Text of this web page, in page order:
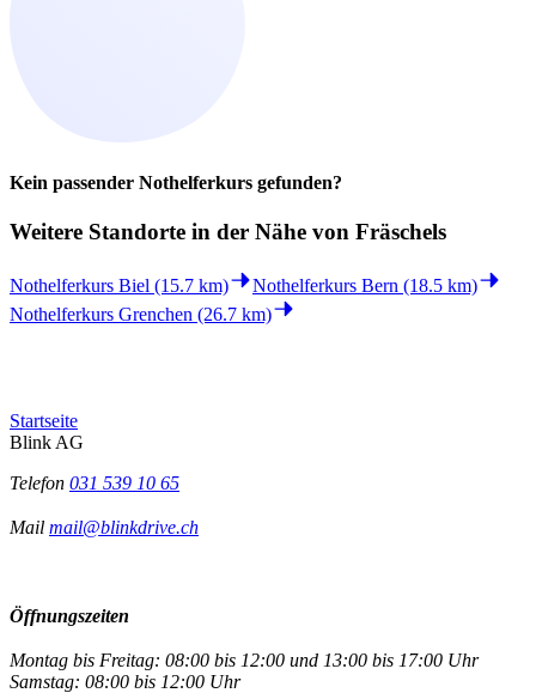
Kein passender Nothelferkurs gefunden?
Weitere Standorte in der Nähe von Fräschels
Nothelferkurs Biel (15.7 km)
Nothelferkurs Bern (18.5 km)
Nothelferkurs Grenchen (26.7 km)
Startseite
Blink AG
Telefon 031 539 10 65
Mail mail@blinkdrive.ch
Öffnungszeiten
Montag bis Freitag: 08:00 bis 12:00 und 13:00 bis 17:00 Uhr
Samstag: 08:00 bis 12:00 Uhr